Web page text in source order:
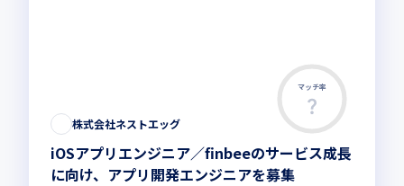
マッチ率
株式会社ネストエッグ
iOSアプリエンジニア／finbeeのサービス成長
に向け、アプリ開発エンジニアを募集